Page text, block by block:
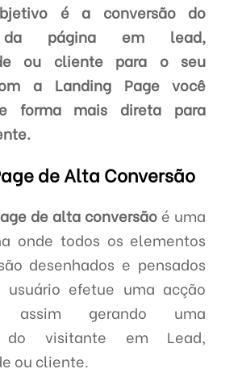
é a conversão do
da página em lead,
ou cliente para o seu
a Landing Page você
forma mais direta para
de Alta Conversão
de alta conversão é uma
onde todos os elementos
desenhados e pensados
efetue uma acção
assim gerando uma
do visitante em Lead,
ou cliente.